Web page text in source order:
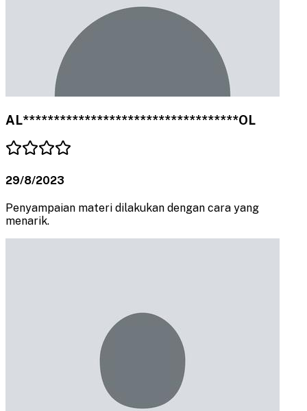
AL***********************************OL
29/8/2023
Penyampaian materi dilakukan dengan cara yang
menarik.